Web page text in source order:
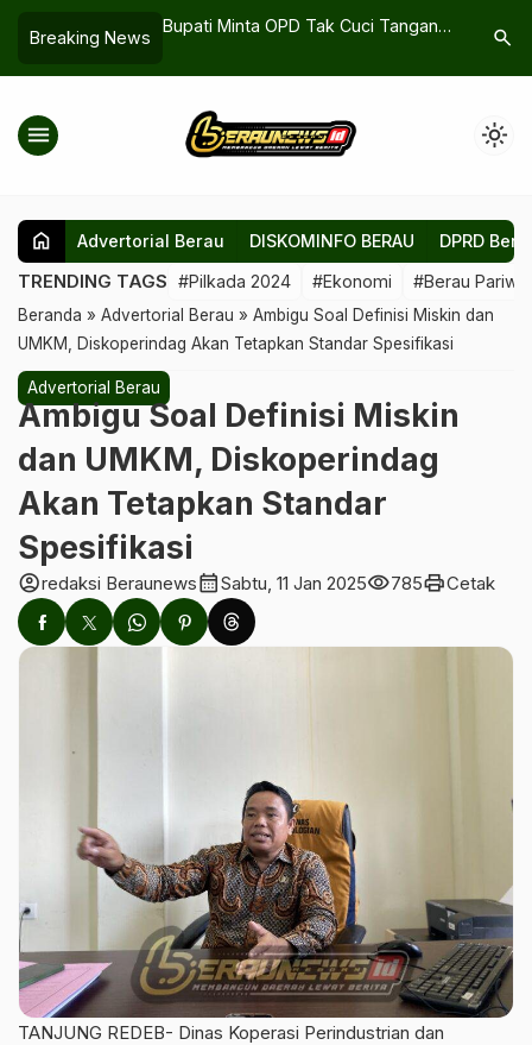
Breaking News
dan PPPK
Bupati Minta OPD Tak Cuci Tangan
search
menu light_mode
home Advertorial Berau DISKOMINFO BERAU DPRD
TRENDING TAGS #Pilkada 2024 #Ekonomi #Berau
Beranda » Advertorial Berau » Ambigu Soal Definisi Miskin dan
UMKM, Diskoperindag Akan Tetapkan Standar Spesifikasi
Advertorial Berau
Ambigu Soal Definisi Miskin
dan UMKM, Diskoperindag
Akan Tetapkan Standar
Spesifikasi
account_circleredaksi Beraunewscalendar_monthSabtu, 11 Jan 2025visibility785printCetak
TANJUNG REDEB- Dinas Koperasi Perindustrian dan